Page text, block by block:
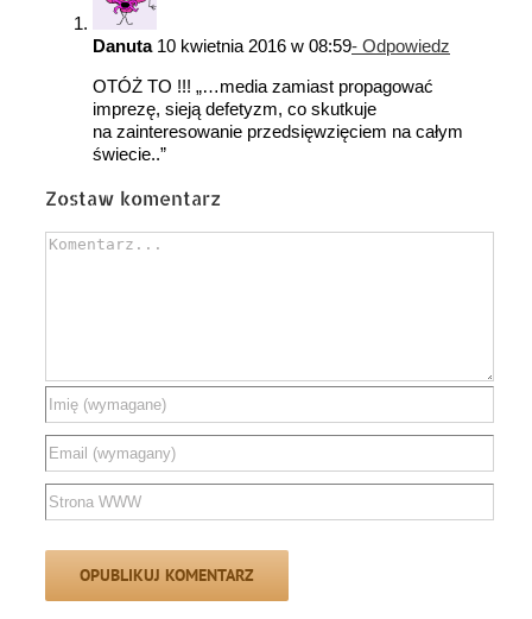
Danuta10 kwietnia 2016 w 08:59- Odpowiedz
OTÓŻ TO !!! „…media zamiast propagować
imprezę, sieją defetyzm, co skutkuje
na zainteresowanie przedsięwzięciem na całym
świecie..”
Zostaw komentarz
Comment